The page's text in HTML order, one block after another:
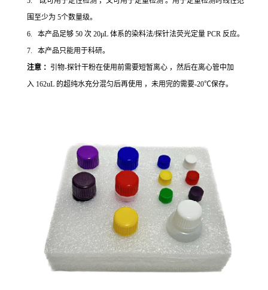
围至少为 5个数量级。
6. 本产品足够 50 次 20μL 体系的染料法/探针法荧光定量 PCR 反应。
7. 本产品只能用于科研。
注意 ： 引物-探针干粉在使用前需要短暂离心 ，然后在离心管中加
入 162uL 的超纯水充分混匀后再使用 ，未用完的需要-20℃保存。